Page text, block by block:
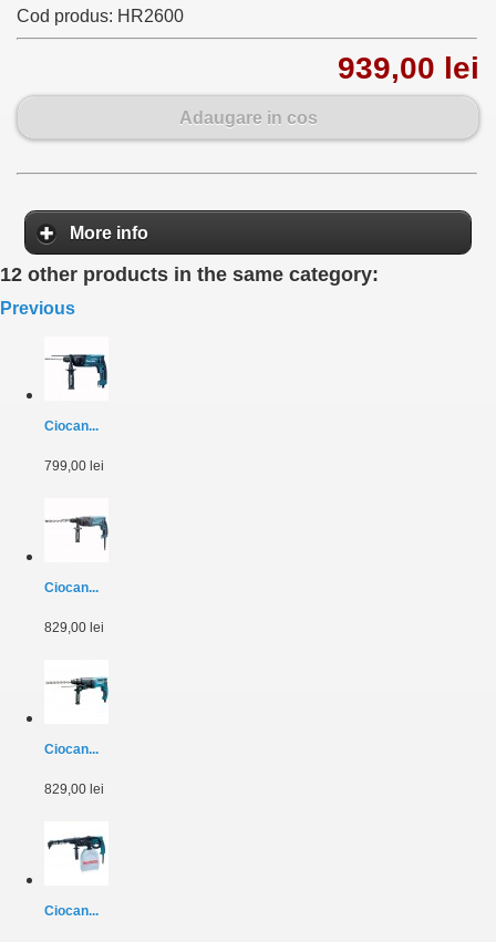
Cod produs: HR2600
939,00 lei
Adaugare in cos
More info
12 other products in the same category:
Previous
Ciocan...
799,00 lei
Ciocan...
829,00 lei
Ciocan...
829,00 lei
Ciocan...